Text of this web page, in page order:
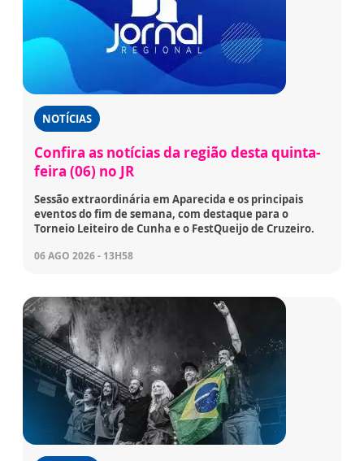
NOTÍCIAS
Confira as notícias da região desta quinta-
feira (06) no JR
Sessão extraordinária em Aparecida e os principais
eventos do fim de semana, com destaque para o
Torneio Leiteiro de Cunha e o FestQueijo de Cruzeiro.
06 AGO 2026 - 13H58